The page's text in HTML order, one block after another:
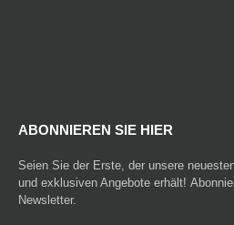
ABONNIEREN SIE HIER
Seien Sie der Erste, der unsere
und exklusiven Angebote erhält!
Newsletter.